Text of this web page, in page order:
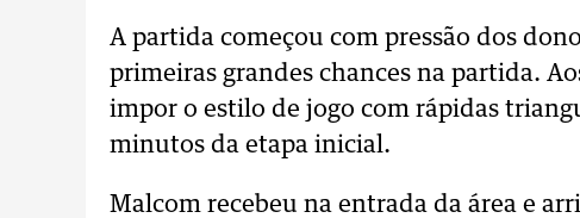
A partida começou com pressão dos
primeiras grandes chances na partida.
impor o estilo de jogo com rápidas
minutos da etapa inicial.
Malcom recebeu na entrada da área e